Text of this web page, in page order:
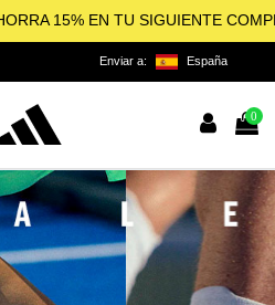
15% EN TU SIGUIENTE
Enviar a: España
0